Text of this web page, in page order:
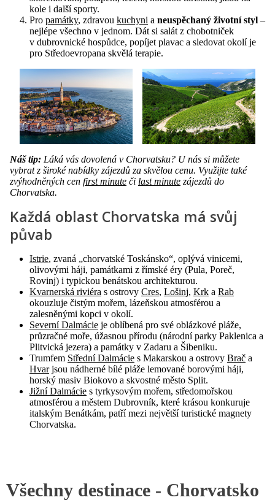
kole i další sporty.
Pro památky, zdravou kuchyni a neuspěchaný životní styl –
nejlépe všechno v jednom. Dát si salát z chobotniček
v dubrovnické hospůdce, popíjet plavac a sledovat okolí je
pro Středoevropana skvělá terapie.
Náš tip: Láká vás dovolená v Chorvatsku? U nás si můžete
vybrat z široké nabídky zájezdů za skvělou cenu. Využijte také
zvýhodněných cen first minute či last minute zájezdů do
Chorvatska.
Každá oblast Chorvatska má svůj
půvab
Istrie, zvaná „chorvatské Toskánsko“, oplývá vinicemi,
olivovými háji, památkami z římské éry (Pula, Poreč,
Rovinj) i typickou benátskou architekturou.
Kvarnerská riviéra s ostrovy Cres, Lošinj, Krk a Rab
okouzluje čistým mořem, lázeňskou atmosférou a
zalesněnými kopci v okolí.
Severní Dalmácie je oblíbená pro své oblázkové pláže,
průzračné moře, úžasnou přírodu (národní parky Paklenica a
Plitvická jezera) a památky v Zadaru a Šibeniku.
Trumfem Střední Dalmácie s Makarskou a ostrovy Brač a
Hvarjsou nádherné bílé pláže lemované borovými háji,
horský masiv Biokovo a skvostné město Split.
Jižní Dalmácie s tyrkysovým mořem, středomořskou
atmosférou a městem Dubrovník, které krásou konkuruje
italským Benátkám, patří mezi největší turistické magnety
Chorvatska.
Všechny destinace - Chorvatsko